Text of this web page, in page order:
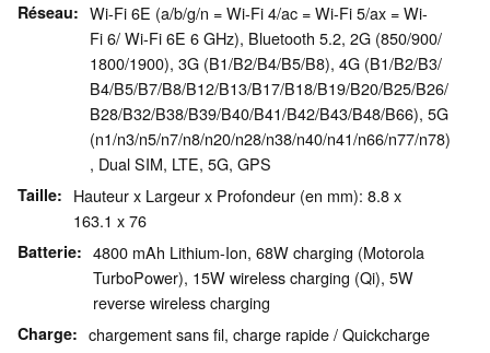
Réseau
Wi-Fi 6E (a/b/g/n = Wi-Fi 4/ac = Wi-Fi 5/ax = Wi-
Fi 6/ Wi-Fi 6E 6 GHz), Bluetooth 5.2, 2G (850/​900/​
1800/​1900), 3G (B1/​B2/​B4/​B5/​B8), 4G (B1/​B2/​B3/​
B4/​B5/​B7/​B8/​B12/​B13/​B17/​B18/​B19/​B20/​B25/​B26/​
B28/​B32/​B38/​B39/​B40/​B41/​B42/​B43/​B48/​B66), 5G
(n1/​n3/​n5/​n7/​n8/​n20/​n28/​n38/​n40/​n41/​n66/​n77/​n78)
, Dual SIM, LTE, 5G, GPS
Taille
Hauteur x Largeur x Profondeur (en mm): 8.8 x
163.1 x 76
Batterie
4800 mAh Lithium-Ion, 68W charging (Motorola
TurboPower), 15W wireless charging (Qi), 5W
reverse wireless charging
Charge chargement sans fil, charge rapide / Quickcharge